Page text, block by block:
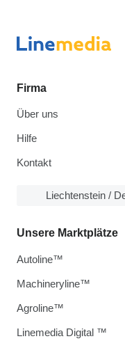
Firma
Über uns
Hilfe
Kontakt
Liechtenstein /
Unsere Marktplätze
Autoline™
Machineryline™
Agroline™
Linemedia Digital ™